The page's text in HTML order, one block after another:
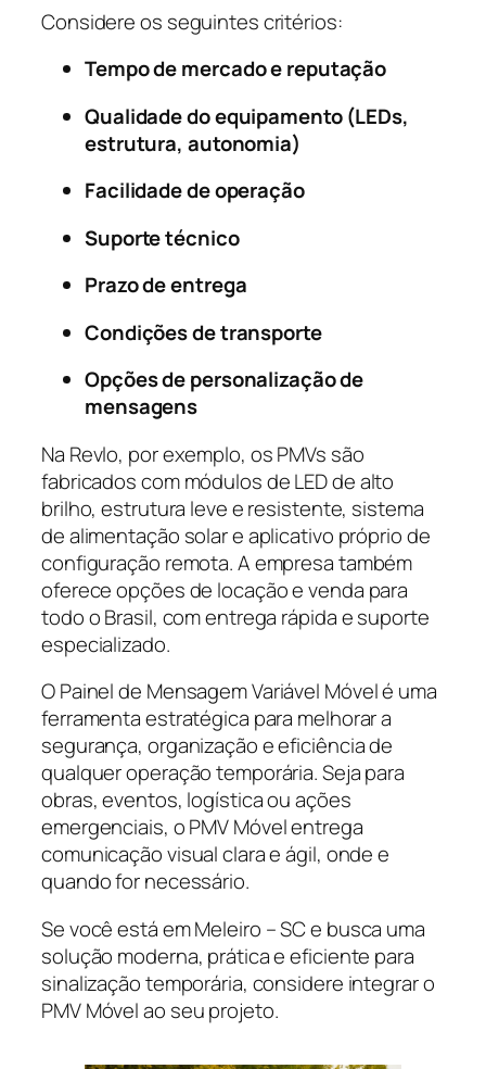
Considere os seguintes critérios:
Tempo de mercado e reputação
Qualidade do equipamento (LEDs,
estrutura, autonomia)
Facilidade de operação
Suporte técnico
Prazo de entrega
Condições de transporte
Opções de personalização de
mensagens
Na Revlo, por exemplo, os PMVs são
fabricados com módulos de LED de alto
brilho, estrutura leve e resistente, sistema
de alimentação solar e aplicativo próprio de
configuração remota. A empresa também
oferece opções de locação e venda para
todo o Brasil, com entrega rápida e suporte
especializado.
O Painel de Mensagem Variável Móvel é uma
ferramenta estratégica para melhorar a
segurança, organização e eficiência de
qualquer operação temporária. Seja para
obras, eventos, logística ou ações
emergenciais, o PMV Móvel entrega
comunicação visual clara e ágil, onde e
quando for necessário.
Se você está em Meleiro – SC e busca uma
solução moderna, prática e eficiente para
sinalização temporária, considere integrar o
PMV Móvel ao seu projeto.